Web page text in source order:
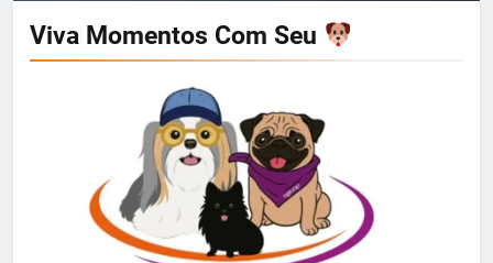
Viva Momentos Com Seu